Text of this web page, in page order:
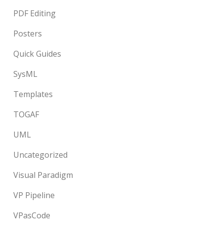
PDF Editing
Posters
Quick Guides
SysML
Templates
TOGAF
UML
Uncategorized
Visual Paradigm
VP Pipeline
VPasCode